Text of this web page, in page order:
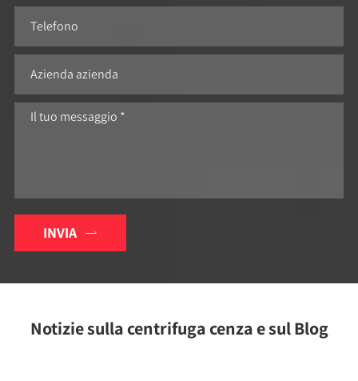
INVIA 
Notizie sulla centrifuga cenza e sul Blog